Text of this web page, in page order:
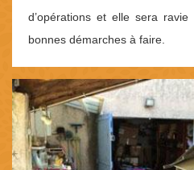
d’opérations et elle sera
bonnes démarches à faire.